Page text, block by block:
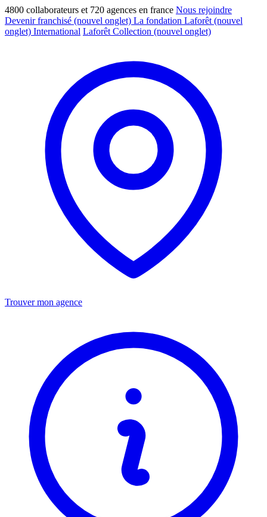
4800 collaborateurs et 720 agences en france Nous rejoindre
Devenir franchisé (nouvel onglet) La fondation Laforêt (nouvel
onglet) International Laforêt Collection (nouvel onglet)
Trouver mon agence